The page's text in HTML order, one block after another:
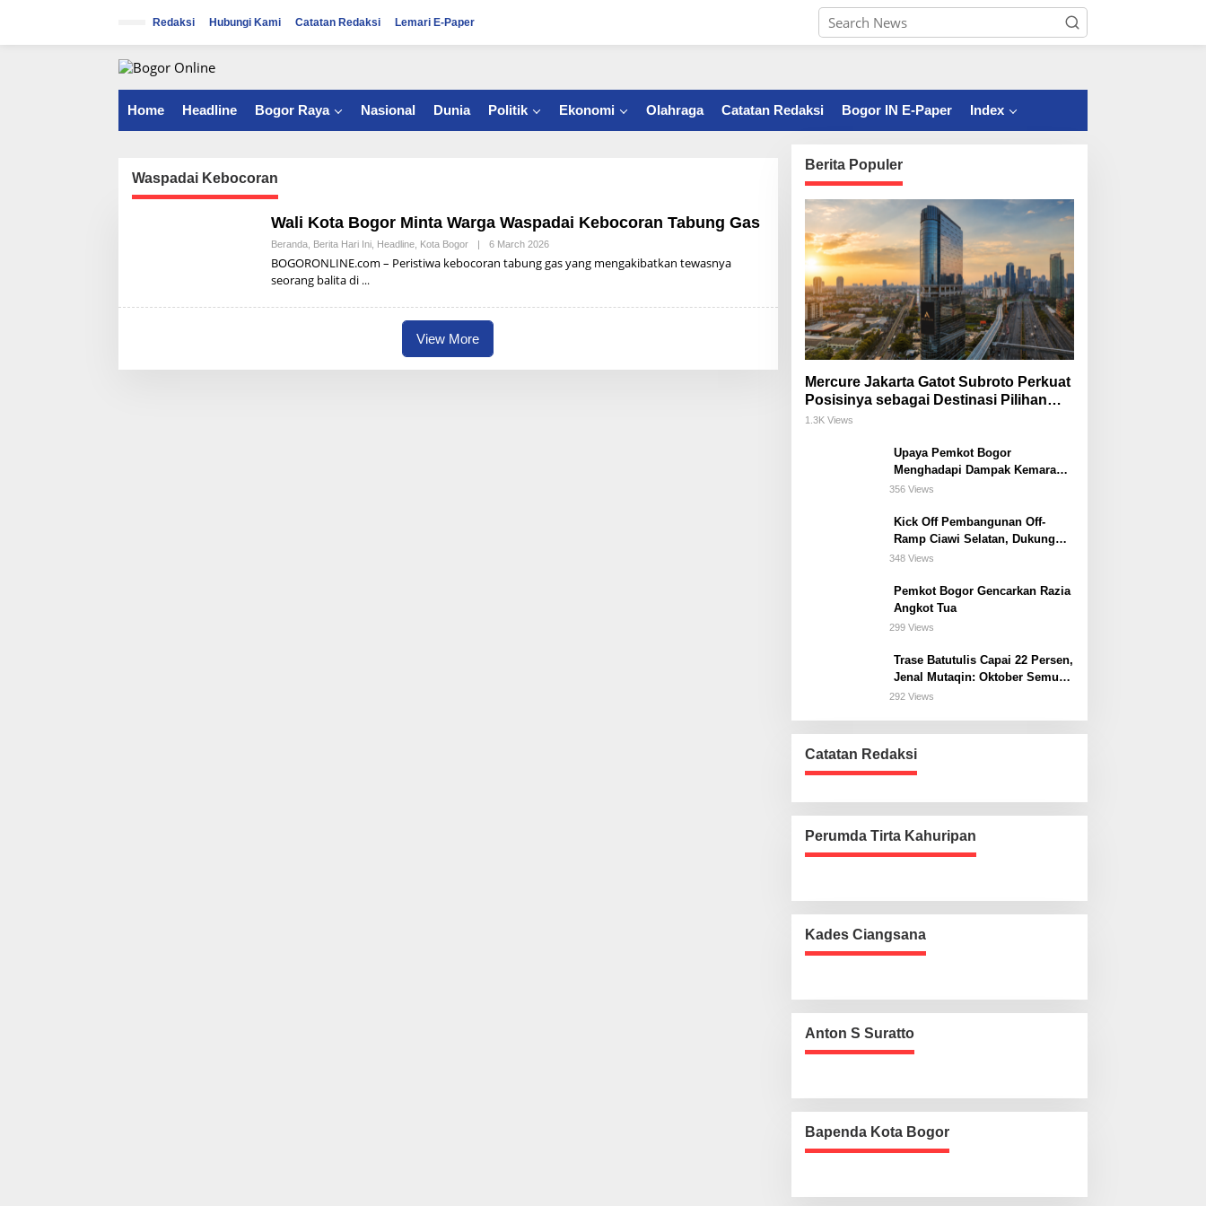
i
Redaksi Hubungi Kami Catatan Redaksi Lemari E-Paper
Home Headline Bogor Raya Nasional Dunia Politik Ekonomi Olahraga Catatan Redaksi Bogor IN E-Paper Index
Waspadai Kebocoran
Wali Kota Bogor Minta Warga Waspadai Kebocoran Tabung Gas
Beranda, Berita Hari Ini, Headline, Kota Bogor 6 March 2026
R
U
BOGORONLINE.com – Peristiwa kebocoran tabung gas yang mengakibatkan tewasnya
seorang balita di
View More
Berita Populer
Mercure Jakarta Gatot Subroto Perkuat
Posisinya sebagai Destinasi Pilihan
untuk Bisnis, Staycation, Meeting, dan
1.3K Views
Upaya Pemkot Bogor
Menghadapi Dampak Kemarau
Panjang
356 Views
Kick Off Pembangunan Off-
Ramp Ciawi Selatan, Dukung
Konektivitas Antarwilayah di
348 Views
Pemkot Bogor Gencarkan Razia
Angkot Tua
299 Views
Trase Batutulis Capai 22 Persen,
Jenal Mutaqin: Oktober Semua
Harus Beres
292 Views
Catatan Redaksi
Perumda Tirta Kahuripan
Kades Ciangsana
Anton S Suratto
Bapenda Kota Bogor